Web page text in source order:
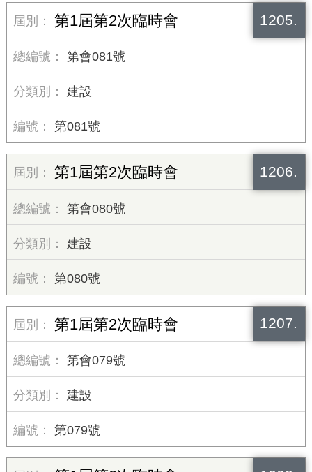
1205.
第1屆第2次臨時會
第會081號
建設
第081號
1206.
第1屆第2次臨時會
第會080號
建設
第080號
1207.
第1屆第2次臨時會
第會079號
建設
第079號